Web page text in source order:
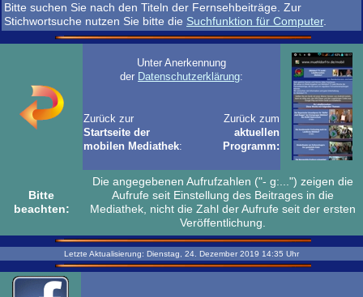
Bitte suchen Sie nach den Titeln der Fernsehbeiträge. Zur
Stichwortsuche nutzen Sie bitte die Suchfunktion für Computer.
Unter Anerkennung
der Datenschutzerklärung:
Zurück zur
Startseite der
mobilen Mediathek:
Zurück zum
aktuellen
Programm:
Bitte
beachten:
Die angegebenen Aufrufzahlen ("- g:...") zeigen die
Aufrufe seit Einstellung des Beitrages in die
Mediathek, nicht die Zahl der Aufrufe seit der ersten
Veröffentlichung.
Letzte Aktualisierung: Dienstag, 24. Dezember 2019 14:35 Uhr